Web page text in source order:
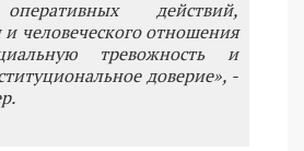
действий,
человеческого отношения
тревожность и
доверие», -